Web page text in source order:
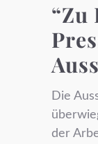
“Zu
Die
der